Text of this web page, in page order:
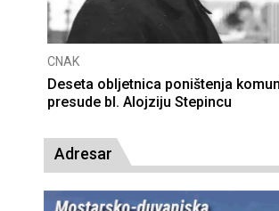
CNAK
Deseta obljetnica poništenja
presude bl. Alojziju Stepincu
Adresar